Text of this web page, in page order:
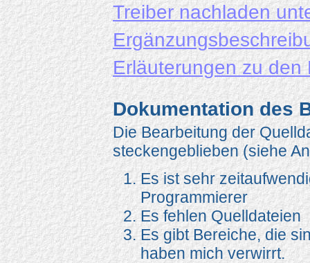
Treiber nachladen
Erläuterungen zu den
Dokumentation des
Die Bearbeitung der
steckengeblieben (siehe
Es ist sehr
Programmierer
Es fehlen Quelldateien
Es gibt Bereiche, die
haben mich verwirrt.